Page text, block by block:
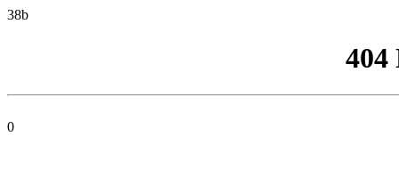
38b
404
0